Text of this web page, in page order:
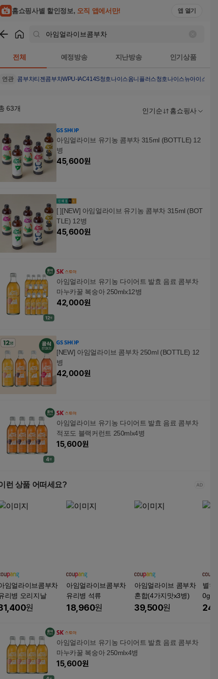
홈쇼핑사별 할인정보, 오직 앱에서만! 앱 열기
전체 예정방송 지난방송 인기상품
연관 콤부차티젠콤부차WPU-IAC414S청호나이스옴니플러스청호나이스뉴아이스트리
63개 인기순 홈쇼핑사
아임얼라이브 유기농 콤부차 315ml (BOTTLE) 12
병
45,600원
[ ][NEW] 아임얼라이브 유기농 콤부차 315ml (BOT
TLE) 12병
45,600원
아임얼라이브 유기농 다이어트 발효 음료 콤부차
마누카꿀 복숭아 250mlx12병
42,000원
[NEW] 아임얼라이브 콤부차 250ml (BOTTLE) 12
병
42,000원
아임얼라이브 유기농 다이어트 발효 음료 콤부차
적포도 블랙커런트 250mlx4병
15,600원
런 상품 어떠세요?
임얼라이브콤부차
리병 오리지날
원
아임얼라이브콤부차
유리병 석류
18,960원
아임얼라이브 콤부차
혼합(4가지맛x3병)
39,500원
별하
0g,
아임얼라이브 유기농 다이어트 발효 음료 콤부차
마누카꿀 복숭아 250mlx4병
15,600원